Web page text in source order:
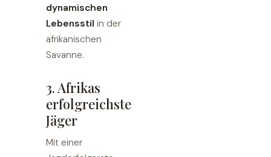
dynamischen
Lebensstil in der
afrikanischen
Savanne.
3. Afrikas
erfolgreichste
Jäger
Mit einer